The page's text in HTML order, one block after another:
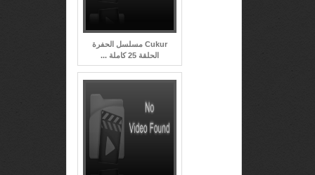
Cukur مسلسل الحفرة
الحلقة 25 كاملة ...